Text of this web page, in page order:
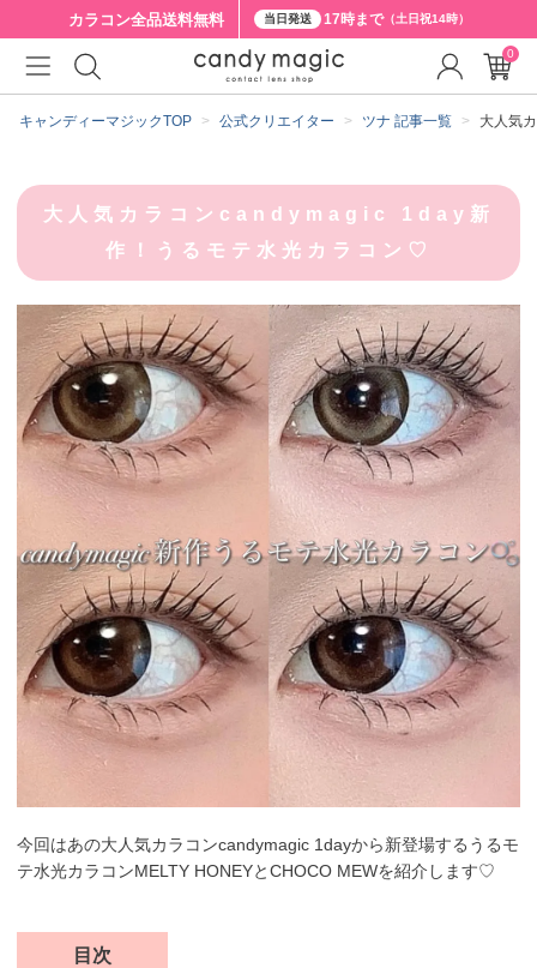
カラコン全品送料無料 当日発送 17時まで（土日祝14時）
キャンディーマジックTOP 公式クリエイター ツナ 記事一覧 大人気
大人気カラコンcandymagic 1day新
作！うるモテ水光カラコン♡
今回はあの大人気カラコンcandymagic 1dayから新登場するうるモ
テ水光カラコンMELTY HONEYとCHOCO MEWを紹介します♡
目次
0